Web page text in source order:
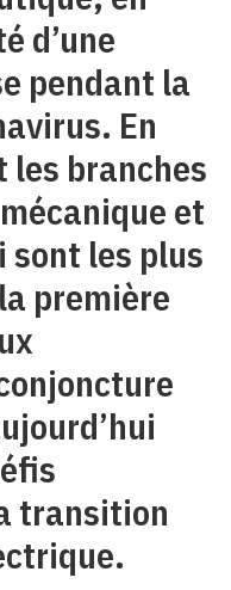
d’une
pendant la
En
les branches
et
sont les plus
première
transition